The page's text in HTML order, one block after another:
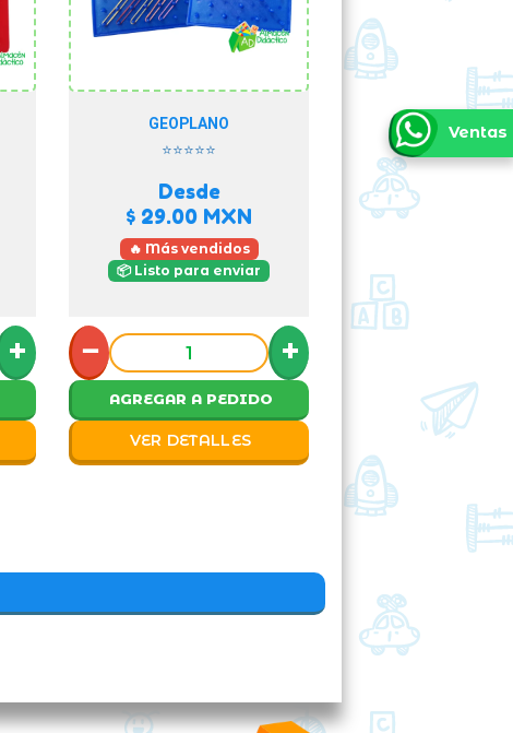
+
GEOPLANO
⭐⭐⭐⭐⭐
Desde
$ 29.00 MXN
🔥 Más vendidos
📦 Listo para enviar
− +
AGREGAR A PEDIDO
VER DETALLES
Ventas